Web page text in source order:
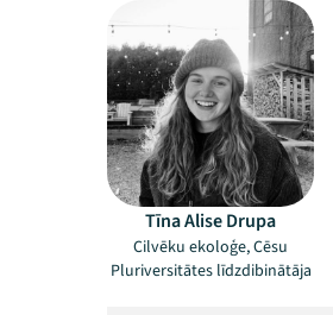
Tīna Alise Drupa
Cilvēku ekoloģe, Cēsu
Pluriversitātes līdzdibinātāja